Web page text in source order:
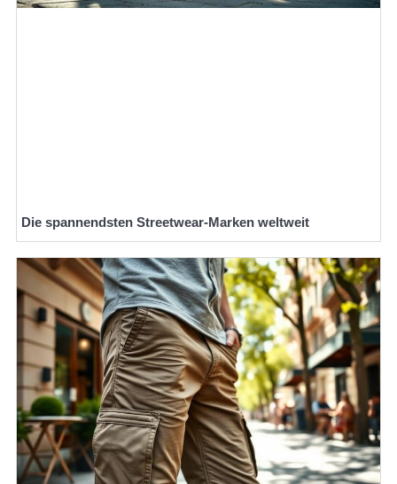
Die spannendsten Streetwear-Marken weltweit